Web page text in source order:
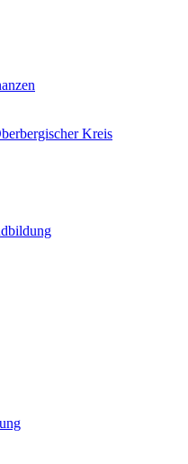
Kreis